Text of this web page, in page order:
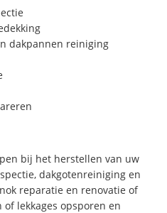
dakpannen reiniging
bij het herstellen van uw
dakgotenreiniging en
reparatie en renovatie of
lekkages opsporen en